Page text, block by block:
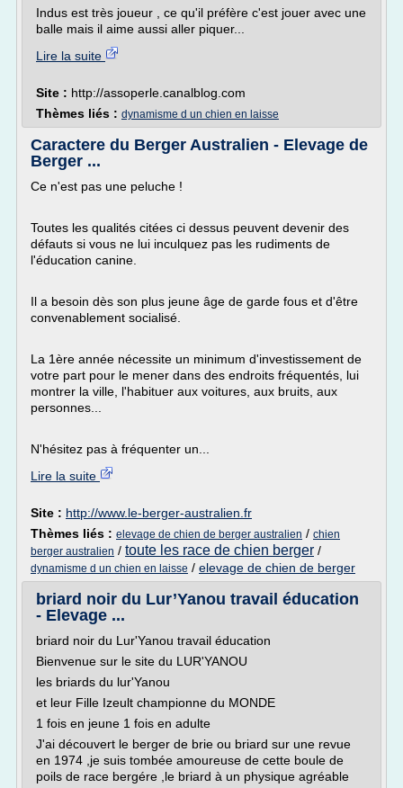
Indus est très joueur , ce qu'il préfère c'est jouer avec une
balle mais il aime aussi aller piquer...
Lire la suite
Site : http://assoperle.canalblog.com
Thèmes liés : dynamisme d un chien en laisse
Caractere du Berger Australien - Elevage de
Berger ...
Ce n'est pas une peluche !
Toutes les qualités citées ci dessus peuvent devenir des
défauts si vous ne lui inculquez pas les rudiments de
l'éducation canine.
Il a besoin dès son plus jeune âge de garde fous et d'être
convenablement socialisé.
La 1ère année nécessite un minimum d'investissement de
votre part pour le mener dans des endroits fréquentés, lui
montrer la ville, l'habituer aux voitures, aux bruits, aux
personnes...
N'hésitez pas à fréquenter un...
Lire la suite
Site : http://www.le-berger-australien.fr
Thèmes liés : elevage de chien de berger australien / chien
berger australien / toute les race de chien berger /
dynamisme d un chien en laisse / elevage de chien de berger
briard noir du Lur’Yanou travail éducation
- Elevage ...
briard noir du Lur'Yanou travail éducation
Bienvenue sur le site du LUR'YANOU
les briards du lur'Yanou
et leur Fille Izeult championne du MONDE
1 fois en jeune 1 fois en adulte
J'ai découvert le berger de brie ou briard sur une revue
en 1974 ,je suis tombée amoureuse de cette boule de
poils de race bergére ,le briard à un physique agréable